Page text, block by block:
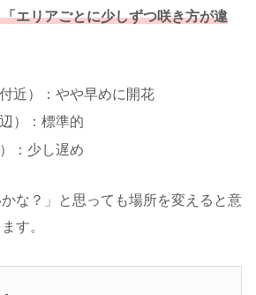
エリアごとに少しずつ咲き方が違
近）：やや早めに開花
）：標準的
：少し遅め
な？」と思っても場所を変えると意
す。